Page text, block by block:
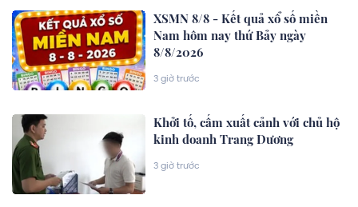
XSMN 8/8 - Kết quả xổ số miền
Nam hôm nay thứ Bảy ngày
8/8/2026
3 giờ trước
Khởi tố, cấm xuất cảnh với chủ hộ
kinh doanh Trang Dương
3 giờ trước